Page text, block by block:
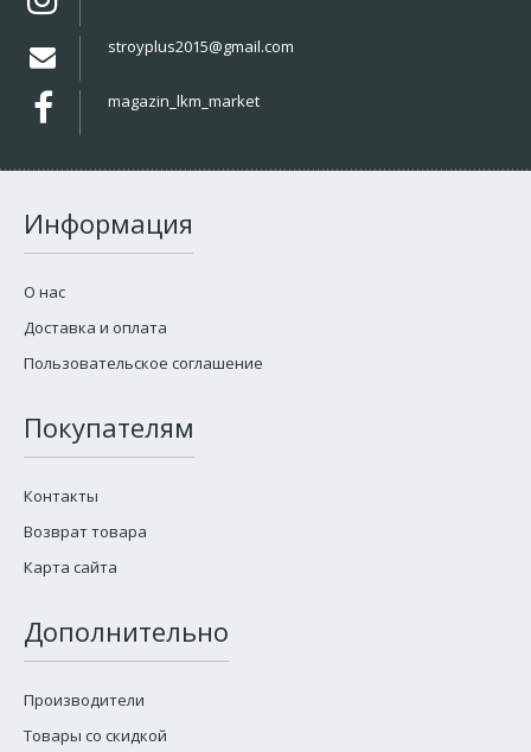
stroyplus2015@gmail.com
magazin_lkm_market
Информация
О нас
Доставка и оплата
Пользовательское соглашение
Покупателям
Контакты
Возврат товара
Карта сайта
Дополнительно
Производители
Товары со скидкой